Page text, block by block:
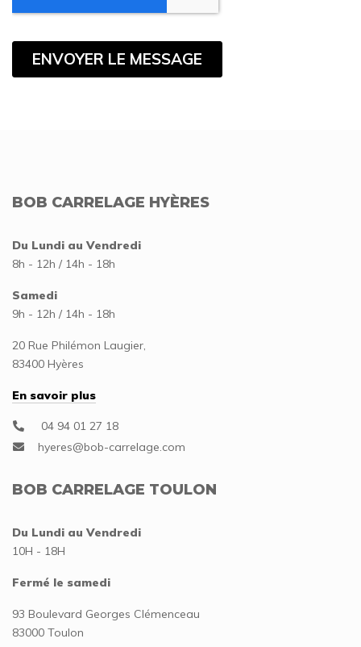
BOB CARRELAGE HYÈRES
Du Lundi au Vendredi
8h - 12h / 14h - 18h
Samedi
9h - 12h / 14h - 18h
20 Rue Philémon Laugier,
83400 Hyères
En savoir plus
04 94 01 27 18
BOB CARRELAGE TOULON
Du Lundi au Vendredi
10H - 18H
Fermé le samedi
93 Boulevard Georges Clémenceau
83000 Toulon